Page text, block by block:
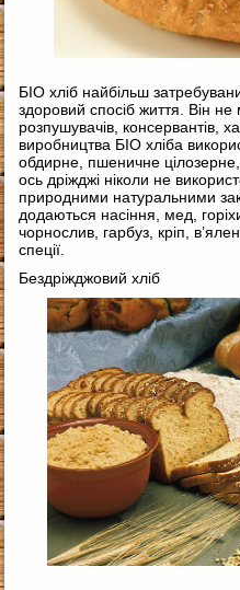
БІО хліб найбільш
здоровий спосіб життя. Він не
розпушувачів, консервантів,
виробництва БІО хліба
обдирне, пшеничне
ось дріжджі ніколи не
природними натуральними
додаються насіння, мед,
чорнослив, гарбуз, кріп,
спеції.
Бездріжджовий хліб